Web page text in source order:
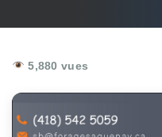
5,880 vues